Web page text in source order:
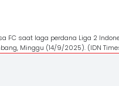
FC saat laga perdana Liga 2
Minggu (14/9/2025). (IDN